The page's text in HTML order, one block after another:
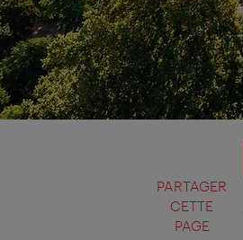
PARTAGER
CETTE
PAGE